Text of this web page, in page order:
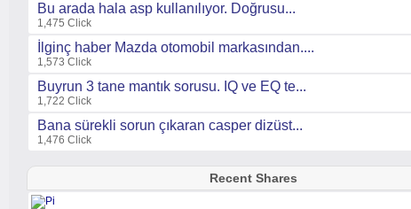
Bu arada hala asp kullanılıyor. Doğrusu...
1,475 Click
İlginç haber Mazda otomobil markasından....
1,573 Click
Buyrun 3 tane mantık sorusu. IQ ve EQ te...
1,722 Click
Bana sürekli sorun çıkaran casper dizüst...
1,476 Click
Recent Shares